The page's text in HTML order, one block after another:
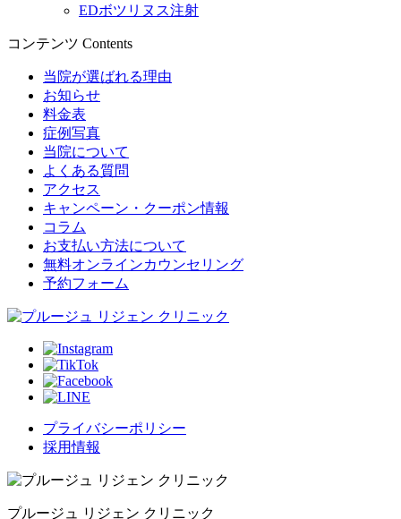
EDボツリヌス注射
コンテンツ Contents
当院が選ばれる理由
お知らせ
料金表
症例写真
当院について
よくある質問
アクセス
キャンペーン・クーポン情報
コラム
お支払い方法について
無料オンラインカウンセリング
予約フォーム
プライバシーポリシー
採用情報
プルージュ リジェン クリニック